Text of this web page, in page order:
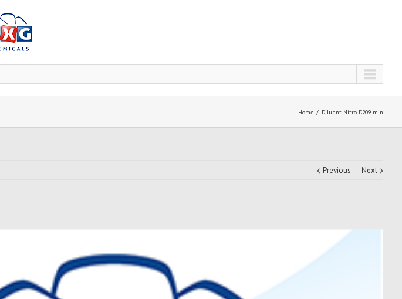
Home Diluant Nitro D209 min
Previous Next